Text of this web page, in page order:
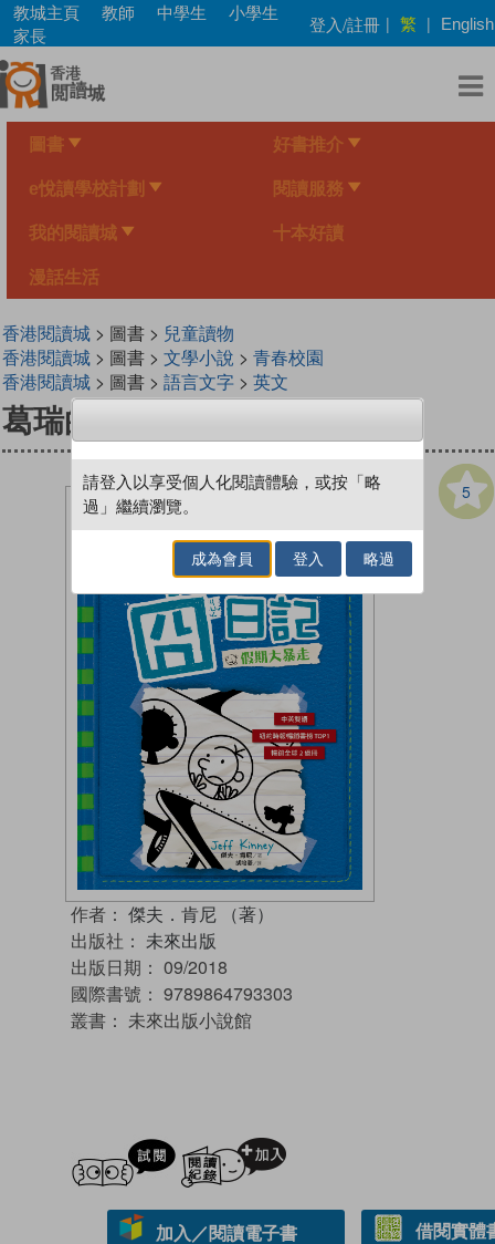
Skip
main
content
教城主頁 教師 中學生
小學生
家長
登入/註冊 | 繁 | English
圖書 好書推介
e悅讀學校計劃 閱讀服務
我的閱讀城 十本好讀
漫話生活
香港閱讀城> 圖書 > 兒童讀物
香港閱讀城> 圖書 > 文學小說 > 青春校園
香港閱讀城> 圖書 > 語言文字> 英文
葛瑞的囧日記12：假期大暴走
5
作者： 傑夫．肯尼 （著）
出版社： 未來出版
出版日期： 09/2018
國際書號： 9789864793303
叢書： 未來出版小說館
試閲
加入／閱讀電子書 借閱實體
請登入以享受個人化閱讀體驗，或按「略
過」繼續瀏覽。
成為會員 登入 略過